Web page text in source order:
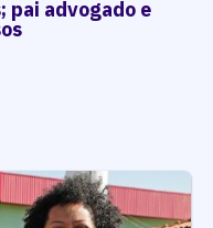
pai advogado e